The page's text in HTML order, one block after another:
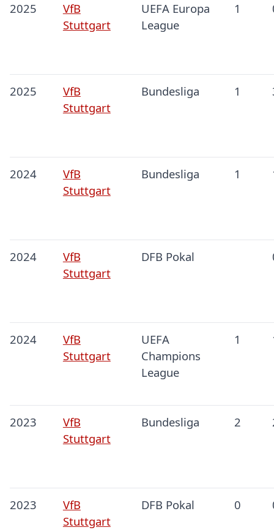
2025
VfB
Stuttgart
UEFA Europa
League
1
2025
VfB
Stuttgart
Bundesliga 1
2024
VfB
Stuttgart
Bundesliga 1
2024
VfB
Stuttgart
DFB Pokal
2024
VfB
Stuttgart
UEFA
Champions
League
1
2023
VfB
Stuttgart
Bundesliga 2
2023
VfB
Stuttgart
DFB Pokal 0